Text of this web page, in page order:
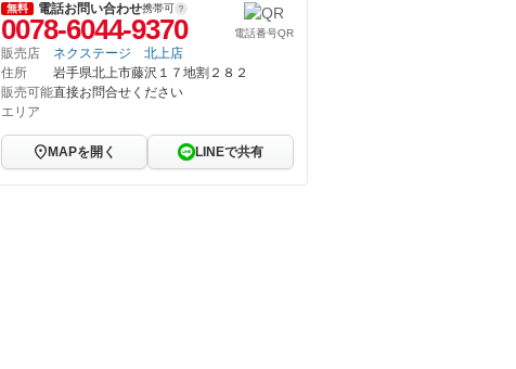
無料 電話お問い合わせ携帯可
0078-6044-9370 電話番号QR
販売店
ネクステージ 北上店
住所
岩手県北上市藤沢１７地割２８２
販売可能
エリア
直接お問合せください
MAPを開く LINEで共有